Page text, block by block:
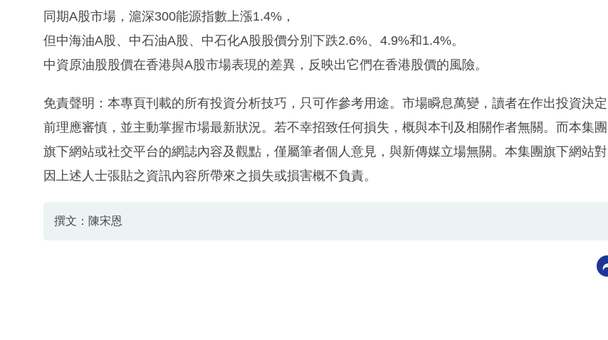
同期A股市場，滬深300能源指數上漲1.4%，
但中海油A股、中石油A股、中石化A股股價分別下跌2.6%、4.9%和1.4%。
中資原油股股價在香港與A股市場表現的差異，反映出它們在香港股價的風險。
免責聲明：本專頁刊載的所有投資分析技巧，只可作參考用途。市場瞬息萬變，讀者在作出投資決定
前理應審慎，並主動掌握市場最新狀況。若不幸招致任何損失，概與本刊及相關作者無關。而本集團
旗下網站或社交平台的網誌內容及觀點，僅屬筆者個人意見，與新傳媒立場無關。本集團旗下網站對
因上述人士張貼之資訊內容所帶來之損失或損害概不負責。
撰文：陳宋恩